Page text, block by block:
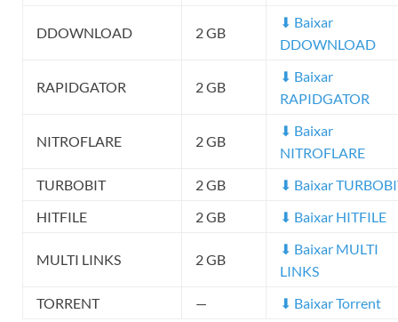
DDOWNLOAD 2 GB
⬇ Baixar
DDOWNLOAD
RAPIDGATOR 2 GB
⬇ Baixar
RAPIDGATOR
NITROFLARE 2 GB
⬇ Baixar
NITROFLARE
TURBOBIT
2 GB
⬇ Baixar
HITFILE
2 GB ⬇ Baixar HITFILE
MULTI LINKS 2 GB
⬇ Baixar MULTI
LINKS
TORRENT
— ⬇ Baixar Torrent